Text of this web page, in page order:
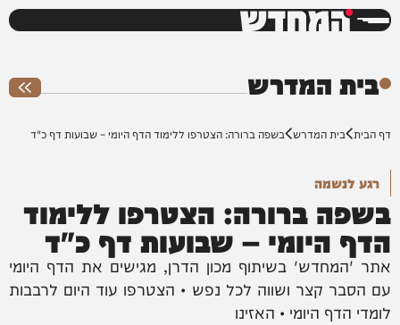
המחדש
בית המדרש
דף הבית בית המדרש בשפה ברורה: הצטרפו ללימוד הדף היומי – שבועות דף כ"ד
רגע לנשמה
בשפה ברורה: הצטרפו ללימוד
הדף היומי – שבועות דף כ"ד
אתר 'המחדש' בשיתוף מכון הדרן, מגישים את הדף היומי
עם הסבר קצר ושווה לכל נפש • הצטרפו עוד היום לרבבות
לומדי הדף היומי • האזינו